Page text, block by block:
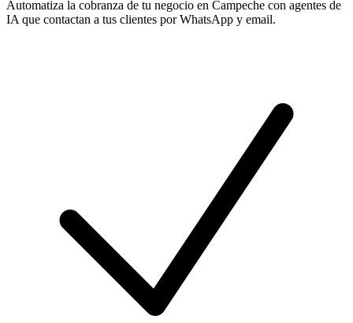
Automatiza la cobranza de tu negocio en Campeche con agentes de
IA que contactan a tus clientes por WhatsApp y email.